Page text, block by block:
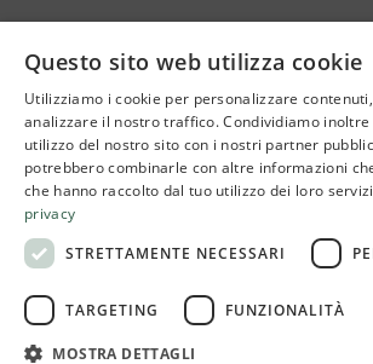
website developmentEmotion
Questo sito web utilizza cookie
Utilizziamo i cookie per personalizzare
analizzare il nostro traffico. Condividiamo
utilizzo del nostro sito con i nostri partner
potrebbero combinarle con altre informazioni
che hanno raccolto dal tuo utilizzo dei loro
privacy
STRETTAMENTE NECESSARI
TARGETING FUNZIONALITÀ
MOSTRA DETTAGLI